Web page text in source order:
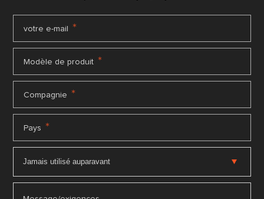
votre e-mail *
Modèle de produit *
Compagnie *
Pays *